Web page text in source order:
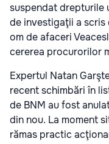
suspendat drepturile
de investigaţii a
om de afaceri
cererea procurorilor
Expertul Natan
recent schimbări în
de BNM au fost
din nou. La moment
rămas practic